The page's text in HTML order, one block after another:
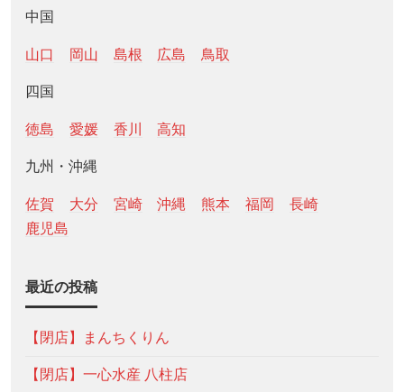
中国
山口 岡山 島根 広島 鳥取
四国
徳島 愛媛 香川 高知
九州・沖縄
佐賀 大分 宮崎 沖縄 熊本 福岡
長崎
鹿児島
最近の投稿
【閉店】まんちくりん
【閉店】一心水産 八柱店